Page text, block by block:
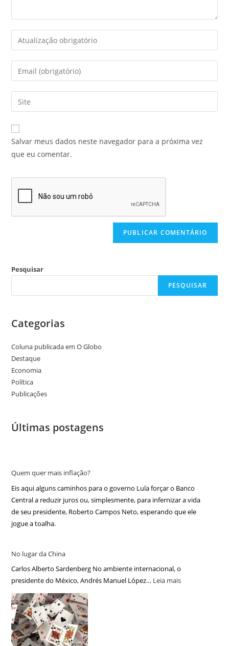
Salvar meus dados neste navegador para a próxima vez
que eu comentar.
Pesquisar
PESQUISAR
Categorias
Coluna publicada em O Globo
Destaque
Economia
Política
Publicações
Últimas postagens
Quem quer mais inflação?
Eis aqui alguns caminhos para o governo Lula forçar o Banco
Central a reduzir juros ou, simplesmente, para infernizar a vida
de seu presidente, Roberto Campos Neto, esperando que ele
jogue a toalha.
No lugar da China
Carlos Alberto Sardenberg No ambiente internacional, o
presidente do México, Andrés Manuel López… Leia mais